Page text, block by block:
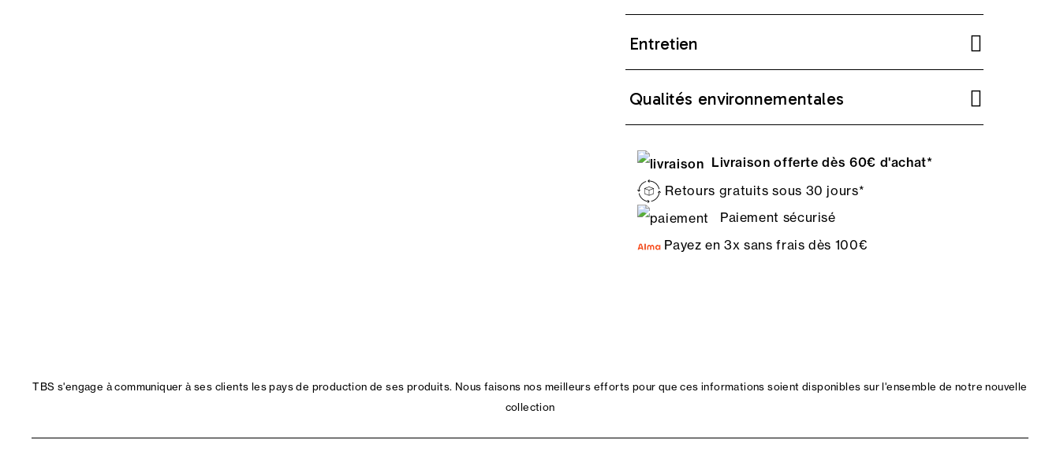
Entretien
Qualités environnementales
Livraison offerte dès 60€ d'achat*
Retours gratuits sous 30 jours*
Paiement sécurisé
Payez en 3x sans frais dès 100€
TBS s'engage à communiquer à ses clients les pays de production de ses produits. Nous faisons nos meilleurs efforts pour que ces informations soient disponibles sur l'ensemble de notre nouvelle
collection